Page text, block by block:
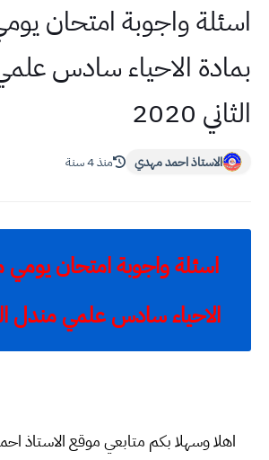
اسئلة واجوبة امتحان
بمادة الاحياء سادس
الثاني 2020
الاستاذ احمد مهدي منذ 4 سنة
اسئلة واجوبة امتحان يومي
الاحياء سادس علمي مندل الثاني
اهلا وسهلا بكم متابعي موقع الاستاذ